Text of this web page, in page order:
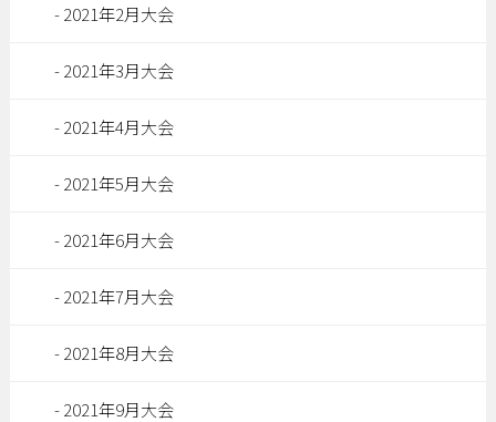
2021年2月大会
2021年3月大会
2021年4月大会
2021年5月大会
2021年6月大会
2021年7月大会
2021年8月大会
2021年9月大会